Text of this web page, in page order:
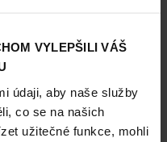
VYLEPŠILI VÁŠ
údaji, aby naše služby
co se na našich
užitečné funkce, mohli
Pouze Online